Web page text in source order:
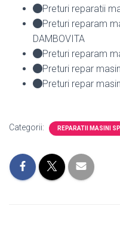
Preturi reparatii
Preturi reparam
DAMBOVITA
Preturi reparam
Preturi repar
Preturi repar
Categorii: REPARATII MASINI